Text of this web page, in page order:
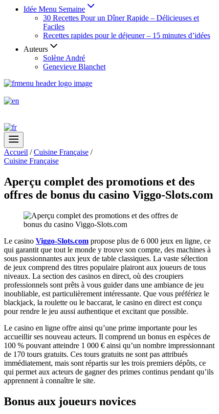
Idée Menu Semaine
30 Recettes Pour un Dîner Rapide – Délicieuses et
Faciles
Recettes rapides pour le déjeuner – 15 minutes d’idées
Auteurs
Solène André
Genevieve Blanchet
Accueil / Cuisine Française /
Cuisine Française
Aperçu complet des promotions et des
offres de bonus du casino Viggo-Slots.com
Le casino Viggo-Slots.com propose plus de 6 000 jeux en ligne, ce
qui garantit que tout le monde y trouve son compte, des machines à
sous passionnantes aux jeux de table classiques. La vaste sélection
de jeux comprend des titres populaire plairont aux joueurs de tous
niveaux. La section des casinos en direct, où des croupiers
professionnels sont prêts à vous guider dans une ambiance de jeu
inoubliable, est particulièrement intéressante. Que vous préfériez le
blackjack, la roulette ou le baccarat, le casino en direct est conçu
pour rendre le jeu aussi authentique et excitant que possible.
Le casino en ligne offre ainsi qu’une prime importante pour les
accueillir ses nouveau acteurs. Il comprend un bonus en espèces de
100 % pouvant atteindre 1 000 € ainsi qu’un nombre impressionnant
de 170 tours gratuits. Ces tours gratuits ne sont pas attribués
immédiatement, mais sont répartis sur les trois premiers dépôts, ce
qui permet aux acteurs de gagner des primes continus pendant qu’ils
apprennent à connaître le site.
Bonus aux joueurs novices